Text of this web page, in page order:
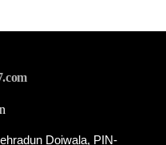
Doiwala, PIN-